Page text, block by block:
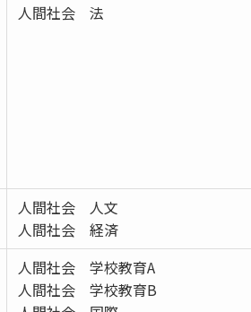
人間社会 法
人間社会 人文
人間社会 経済
人間社会 学校教育A
人間社会 学校教育B